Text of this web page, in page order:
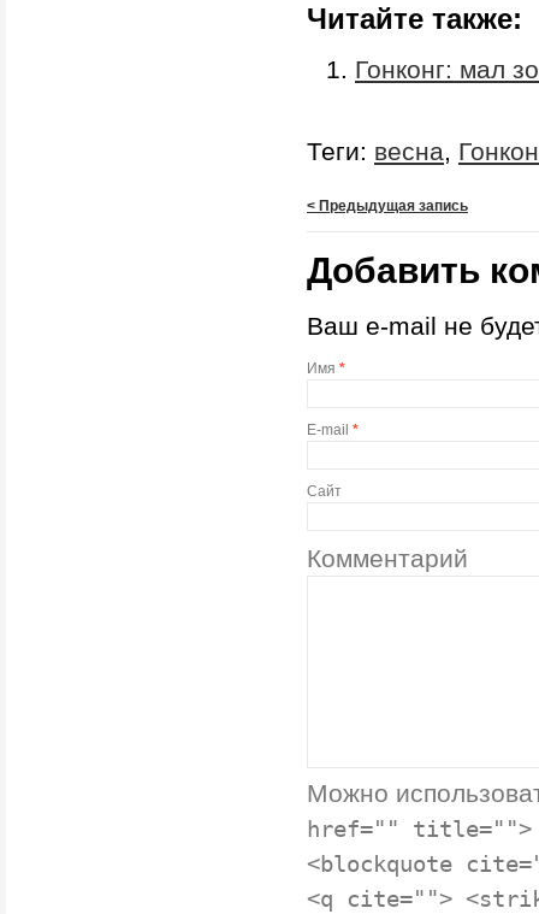
Читайте также:
Гонконг: мал
Теги: весна,
< Предыдущая запись
Добавить
Ваш e-mail не
Имя *
E-mail *
Сайт
Комментарий
Можно
href="" title="">
<blockquote
<q cite="">